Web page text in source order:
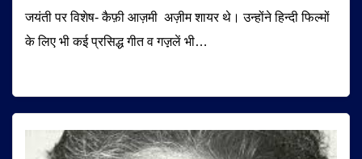
जयंती पर विशेष- कैफ़ी आज़मी अज़ीम शायर थे। उन्होंने हिन्दी फिल्मों
के लिए भी कई प्रसिद्ध गीत व गज़़लें भी…